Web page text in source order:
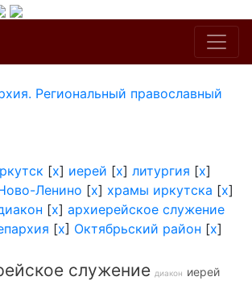
Региональный православный
[x] иерей [x] литургия [x]
Ленино [x] храмы иркутска [x]
[x] архиерейское служение
[x] Октябрьский район [x]
служение диакон иерей